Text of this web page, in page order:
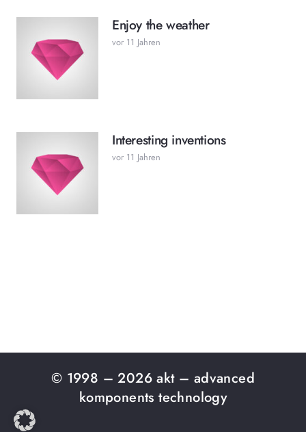
Enjoy the weather
vor 11 Jahren
Interesting inventions
vor 11 Jahren
© 1998 – 2026 akt – advanced
komponents technology